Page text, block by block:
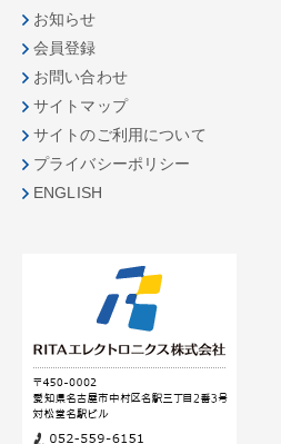
お知らせ
会員登録
お問い合わせ
サイトマップ
サイトのご利用について
プライバシーポリシー
ENGLISH